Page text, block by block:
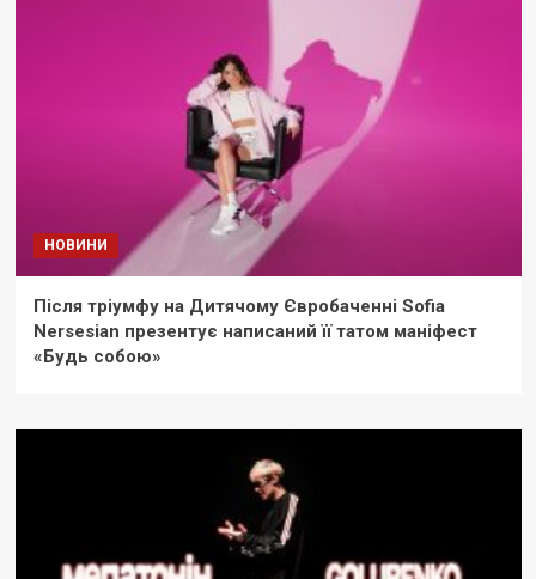
НОВИНИ
Після тріумфу на Дитячому Євробаченні Sofia
Nersesian презентує написаний її татом маніфест
«Будь собою»